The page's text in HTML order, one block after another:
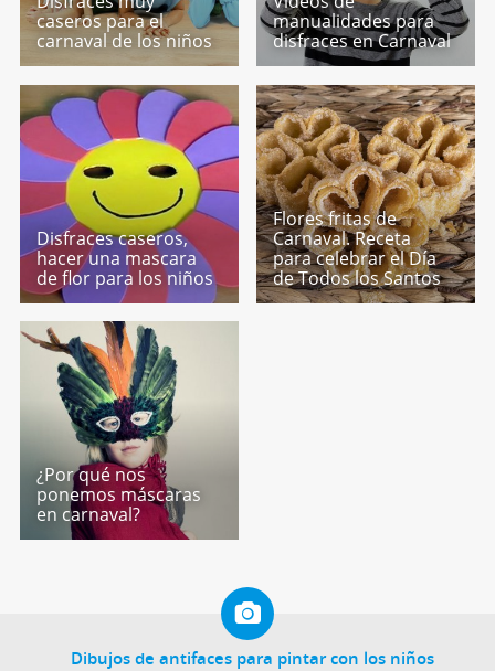
caseros para el
carnaval de los niños
manualidades para
disfraces en Carnaval
Disfraces caseros,
hacer una mascara
de flor para los niños
Flores fritas de
Carnaval. Receta
para celebrar el Día
de Todos los Santos
¿Por qué nos
ponemos máscaras
en carnaval?
Dibujos de antifaces para pintar con los niños